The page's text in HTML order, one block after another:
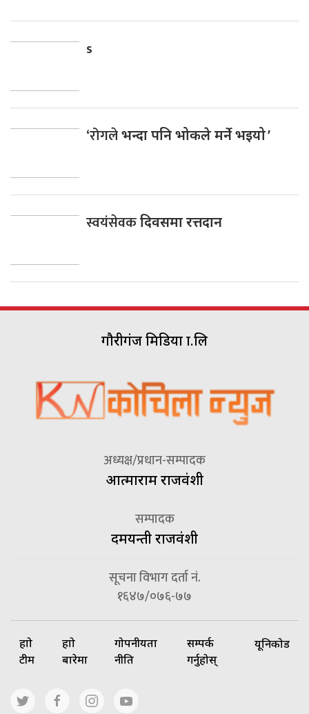
s
‘रोगलेभन्दा पनि भोकले मर्ने भइयो ’
स्वयंसेवकदिवसमा रत्तदान
गौरीगंज मिडिया प्रा.लि
अध्यक्ष/प्रधान-सम्पादक
आत्माराम राजवंशी
सम्पादक
दमयन्ती राजवंशी
सूचना विभाग दर्ता नं.
१६४७/०७६-७७
हाम्रो
टीम
हाम्रो
बारेमा
गोपनीयता
नीति
सम्पर्क
गर्नुहोस्
यूनिकोड